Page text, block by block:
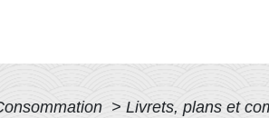
> Livrets, plans et